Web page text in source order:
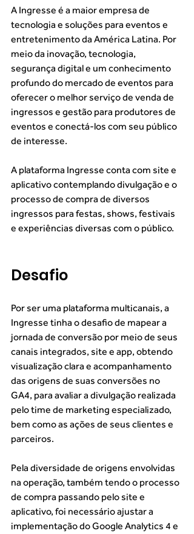
A Ingresse é a maior empresa de
tecnologia e soluções para eventos e
entretenimento da América Latina. Por
meio da inovação, tecnologia,
segurança digital e um conhecimento
profundo do mercado de eventos para
oferecer o melhor serviço de venda de
ingressos e gestão para produtores de
eventos e conectá-los com seu público
de interesse.
A plataforma Ingresse conta com site e
aplicativo contemplando divulgação e o
processo de compra de diversos
ingressos para festas, shows, festivais
e experiências diversas com o público.
Desafio
Por ser uma plataforma multicanais, a
Ingresse tinha o desafio de mapear a
jornada de conversão por meio de seus
canais integrados, site e app, obtendo
visualização clara e acompanhamento
das origens de suas conversões no
GA4, para avaliar a divulgação realizada
pelo time de marketing especializado,
bem como as ações de seus clientes e
parceiros.
Pela diversidade de origens envolvidas
na operação, também tendo o processo
de compra passando pelo site e
aplicativo, foi necessário ajustar a
implementação do Google Analytics 4 e